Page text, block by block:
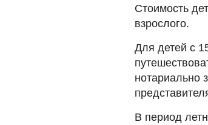
Стоимость
взрослого.
Для детей с
нотариально
В период